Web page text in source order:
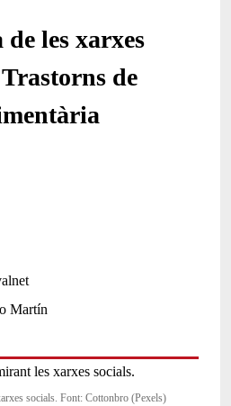
les xarxes
de
Martín
socials. Font: Cottonbro (Pexels)